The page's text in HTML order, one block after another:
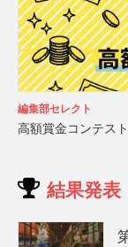
編集部セレクト
高額賞金コンテス
結果発表